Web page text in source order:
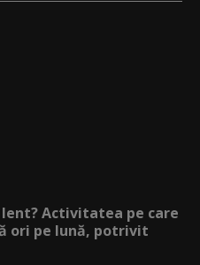
Activitatea pe care
ori pe lună, potrivit